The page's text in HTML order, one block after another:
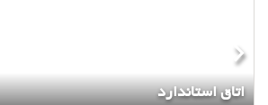
اتاق استاندارد